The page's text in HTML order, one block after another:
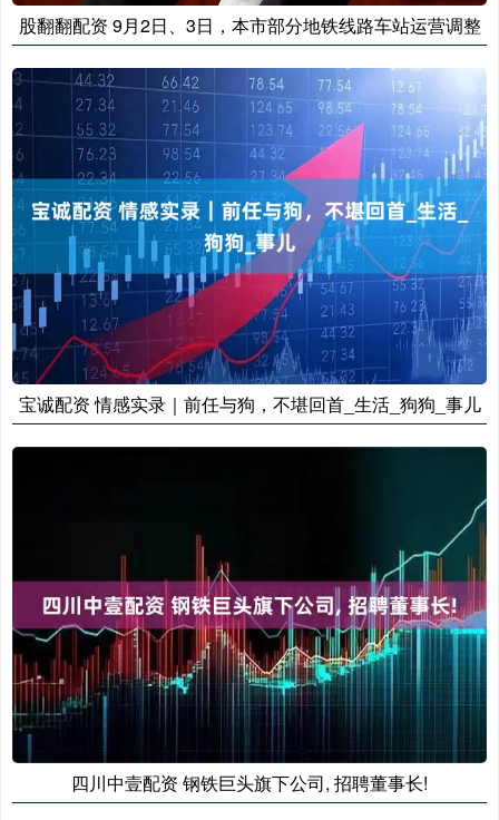
股翻翻配资 9月2日、3日，本市部分地铁线路车站运营调整
宝诚配资 情感实录｜前任与狗，不堪回首_生活_狗狗_事儿
四川中壹配资 钢铁巨头旗下公司, 招聘董事长!